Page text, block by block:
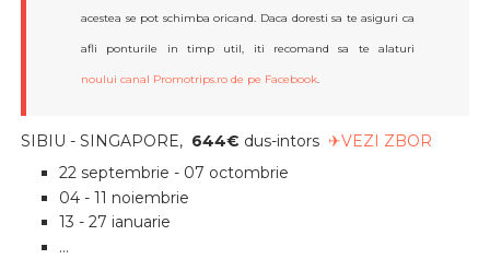
acestea se pot schimba oricand. Daca doresti sa te asiguri ca
afli ponturile in timp util, iti recomand sa te alaturi
noului canal Promotrips.ro de pe Facebook.
SIBIU - SINGAPORE, 644€ dus-intors ✈VEZI ZBOR
22 septembrie - 07 octombrie
04 - 11 noiembrie
13 - 27 ianuarie
...